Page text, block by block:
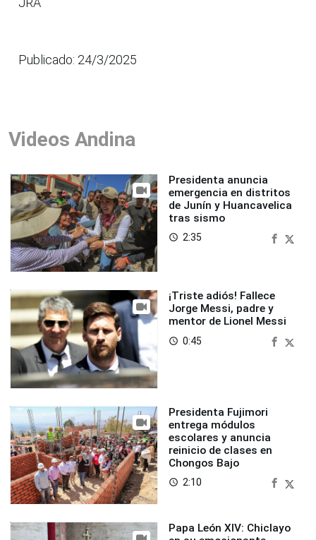
Publicado: 24/3/2025
Videos Andina
Presidenta anuncia
emergencia en distritos
de Junín y Huancavelica
tras sismo
access_time 2:35
¡Triste adiós! Fallece
Jorge Messi, padre y
mentor de Lionel Messi
access_time 0:45
Presidenta Fujimori
entrega módulos
escolares y anuncia
reinicio de clases en
Chongos Bajo
access_time 2:10
Papa León XIV: Chiclayo